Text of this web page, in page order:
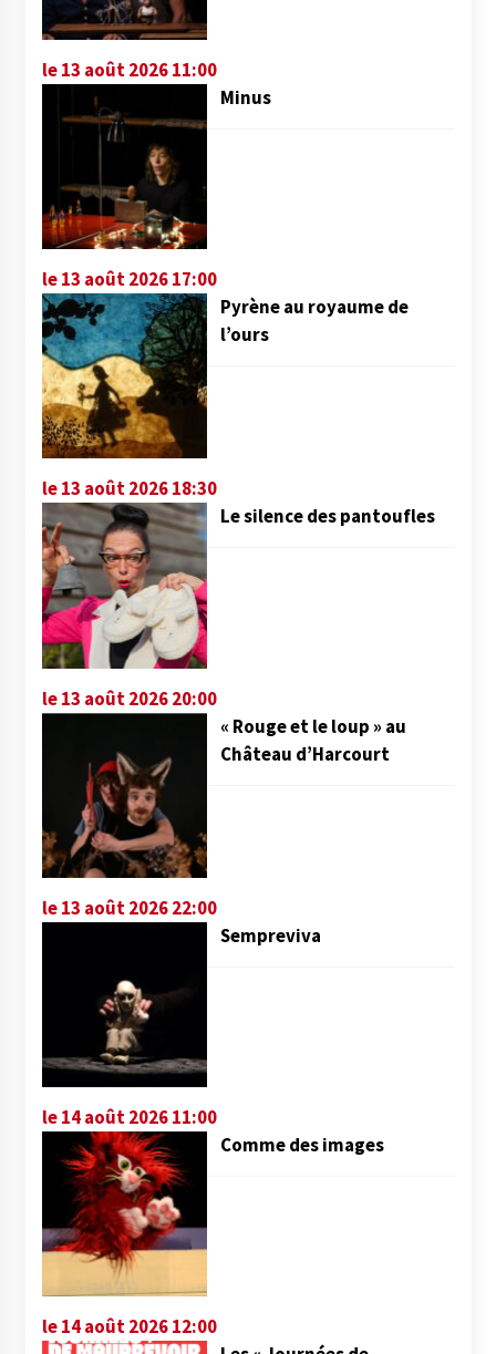
le 13 août 2026 11:00
Minus
le 13 août 2026 17:00
Pyrène au royaume de
l’ours
le 13 août 2026 18:30
Le silence des pantoufles
le 13 août 2026 20:00
« Rouge et le loup » au
Château d’Harcourt
le 13 août 2026 22:00
Sempreviva
le 14 août 2026 11:00
Comme des images
le 14 août 2026 12:00